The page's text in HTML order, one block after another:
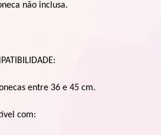
não inclusa.
entre 36 e 45 cm.
com: